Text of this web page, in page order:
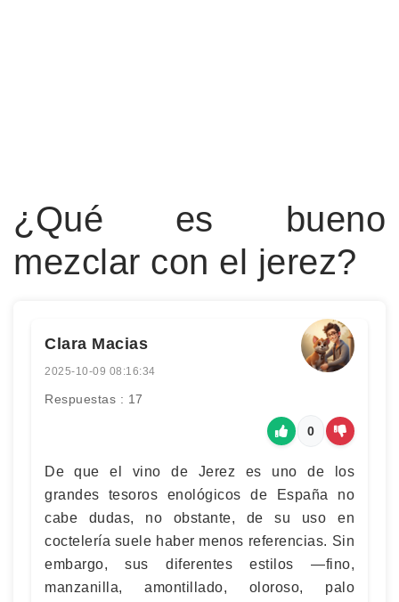
¿Qué es bueno
mezclar con el jerez?
Clara Macias
2025-10-09 08:16:34
Respuestas : 17
0
De que el vino de Jerez es uno de los
grandes tesoros enológicos de España no
cabe dudas, no obstante, de su uso en
coctelería suele haber menos referencias. Sin
embargo, sus diferentes estilos —fino,
manzanilla, amontillado, oloroso, palo